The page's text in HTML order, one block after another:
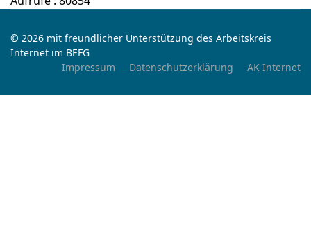
© 2026 mit freundlicher Unterstützung des Arbeitskreis
Internet im BEFG
Impressum
Datenschutzerklärung AK Internet